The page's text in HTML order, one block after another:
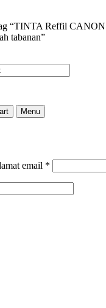
“TINTA Reffil
tabanan”
Menu
email *